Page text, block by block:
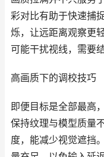
彩对比有助于快速捕
烁，让远距离观察更
可能干扰视线，需要
高画质下的调校技巧
即便目标是全部最高
保持纹理与模型质量
度，能减少视觉遮挡